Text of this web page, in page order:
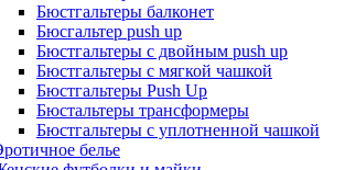
Бюстгальтеры балконет
Бюсгальтер push up
Бюстгальтеры с двойным push up
Бюстгальтеры с мягкой чашкой
Бюстгальтеры Push Up
Бюстальтеры трансформеры
Бюстгальтеры с уплотненной чашкой
белье